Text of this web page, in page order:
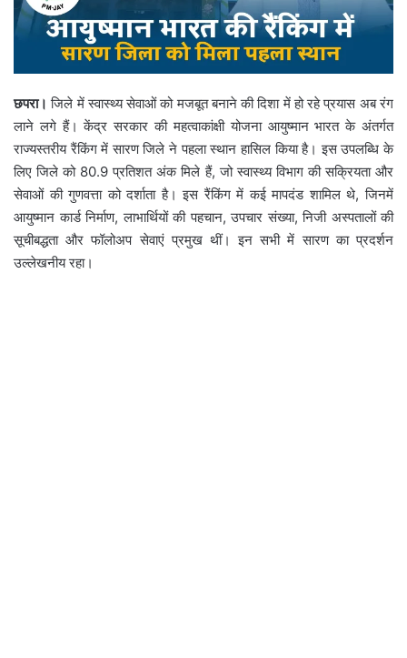
छपरा। जिले में स्वास्थ्य सेवाओं को मजबूत बनाने की दिशा में हो रहे प्रयास अब रंग
लाने लगे हैं। केंद्र सरकार की महत्वाकांक्षी योजना आयुष्मान भारत के अंतर्गत
राज्यस्तरीय रैंकिंग में सारण जिले ने पहला स्थान हासिल किया है। इस उपलब्धि के
लिए जिले को 80.9 प्रतिशत अंक मिले हैं, जो स्वास्थ्य विभाग की सक्रियता और
सेवाओं की गुणवत्ता को दर्शाता है। इस रैंकिंग में कई मापदंड शामिल थे, जिनमें
आयुष्मान कार्ड निर्माण, लाभार्थियों की पहचान, उपचार संख्या, निजी अस्पतालों की
सूचीबद्धता और फॉलोअप सेवाएं प्रमुख थीं। इन सभी में सारण का प्रदर्शन
उल्लेखनीय रहा।